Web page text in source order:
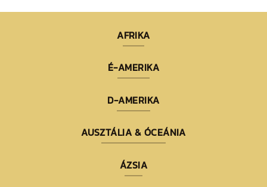
AFRIKA
É-AMERIKA
D-AMERIKA
AUSZTÁLIA & ÓCEÁNIA
ÁZSIA